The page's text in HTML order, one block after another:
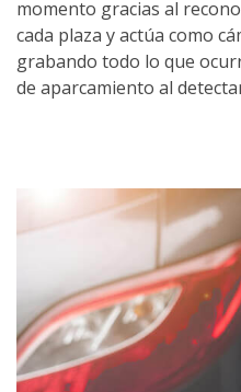
momento gracias al
cada plaza y actúa como
grabando todo lo que
de aparcamiento al